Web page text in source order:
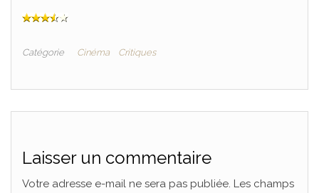
Catégorie Cinéma Critiques
Laisser un commentaire
Votre adresse e-mail ne sera pas publiée. Les champs